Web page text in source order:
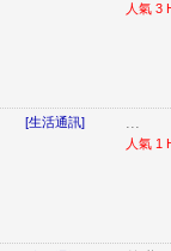
人氣 3
[生活通訊] ...
人氣 1